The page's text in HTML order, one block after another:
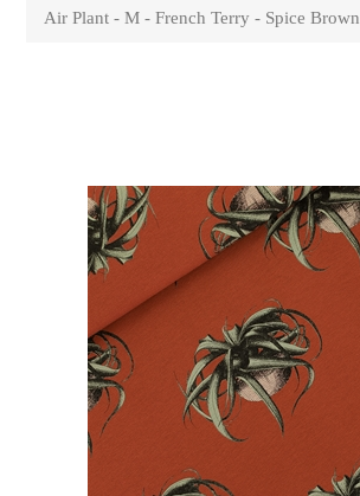
Air Plant - M - French Terry - Spice Brown